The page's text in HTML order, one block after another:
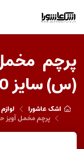
پرچم
(س) سایز 200 * 70 سانتی متر
اشک عاشورا
پرچم مخمل آویز حضرت